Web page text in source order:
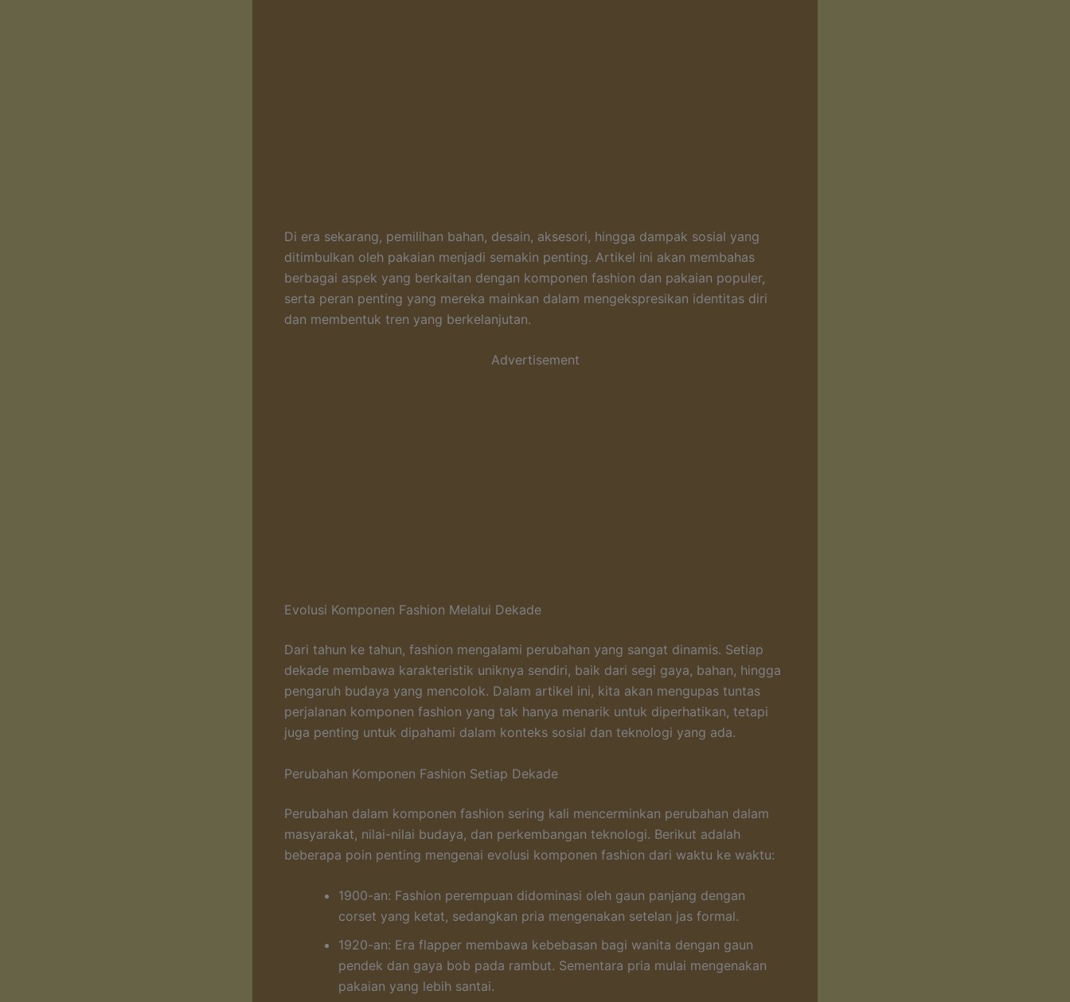
Di era sekarang, pemilihan bahan, desain, aksesori, hingga dampak sosial yang
ditimbulkan oleh pakaian menjadi semakin penting. Artikel ini akan membahas
berbagai aspek yang berkaitan dengan komponen fashion dan pakaian populer,
serta peran penting yang mereka mainkan dalam mengekspresikan identitas diri
dan membentuk tren yang berkelanjutan.
Advertisement
Evolusi Komponen Fashion Melalui Dekade
Dari tahun ke tahun, fashion mengalami perubahan yang sangat dinamis. Setiap
dekade membawa karakteristik uniknya sendiri, baik dari segi gaya, bahan, hingga
pengaruh budaya yang mencolok. Dalam artikel ini, kita akan mengupas tuntas
perjalanan komponen fashion yang tak hanya menarik untuk diperhatikan, tetapi
juga penting untuk dipahami dalam konteks sosial dan teknologi yang ada.
Perubahan Komponen Fashion Setiap Dekade
Perubahan dalam komponen fashion sering kali mencerminkan perubahan dalam
masyarakat, nilai-nilai budaya, dan perkembangan teknologi. Berikut adalah
beberapa poin penting mengenai evolusi komponen fashion dari waktu ke waktu:
1900-an: Fashion perempuan didominasi oleh gaun panjang dengan
corset yang ketat, sedangkan pria mengenakan setelan jas formal.
1920-an: Era flapper membawa kebebasan bagi wanita dengan gaun
pendek dan gaya bob pada rambut. Sementara pria mulai mengenakan
pakaian yang lebih santai.